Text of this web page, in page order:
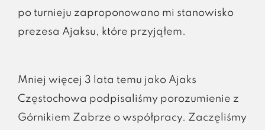
po turnieju zaproponowano mi stanowisko
prezesa Ajaksu, które przyjąłem.
Mniej więcej 3 lata temu jako Ajaks
Częstochowa podpisaliśmy porozumienie z
Górnikiem Zabrze o współpracy. Zaczęliśmy